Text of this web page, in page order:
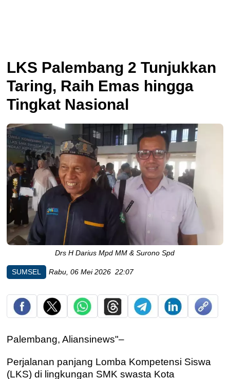
LKS Palembang 2 Tunjukkan
Taring, Raih Emas hingga
Tingkat Nasional
Drs H Darius Mpd MM & Surono Spd
SUMSEL Rabu, 06 Mei 2026 22:07
Palembang, Aliansinews"–
Perjalanan panjang Lomba Kompetensi Siswa
(LKS) di lingkungan SMK swasta Kota